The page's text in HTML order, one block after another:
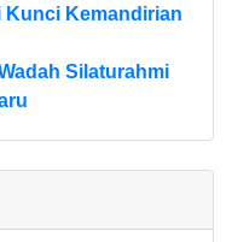
Kunci Kemandirian
Silaturahmi